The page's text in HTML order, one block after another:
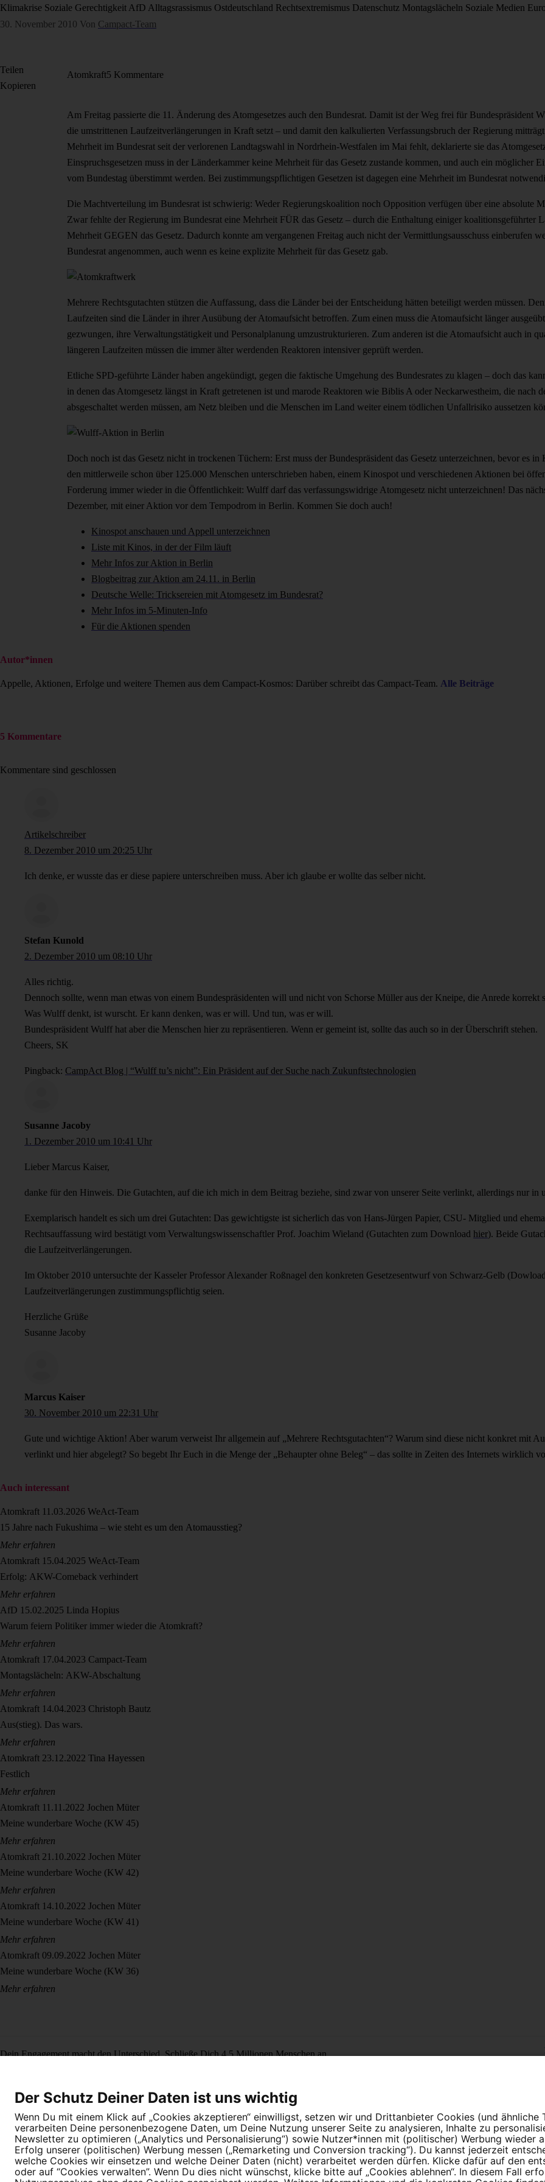
Klimakrise Soziale Gerechtigkeit AfD Alltagsrassismus Ostdeutschland Rechtsextremismus Datenschutz Montagslächeln Soziale Medien
30. November 2010 Von Campact-Team
Atomkraft5 Kommentare
Am Freitag passierte die 11. Änderung des Atomgesetzes auch den Bundesrat. Damit ist der Weg frei für Bundespräsident
die umstrittenen Laufzeitverlängerungen in Kraft setzt – und damit den kalkulierten Verfassungsbruch der Regierung
Mehrheit im Bundesrat seit der verlorenen Landtagswahl in Nordrhein-Westfalen im Mai fehlt, deklarierte sie das
Einspruchsgesetzen muss in der Länderkammer keine Mehrheit für das Gesetz zustande kommen, und auch ein möglicher
vom Bundestag überstimmt werden. Bei zustimmungspflichtigen Gesetzen ist dagegen eine Mehrheit im Bundesrat
Die Machtverteilung im Bundesrat ist schwierig: Weder Regierungskoalition noch Opposition verfügen über eine absolute
Zwar fehlte der Regierung im Bundesrat eine Mehrheit FÜR das Gesetz – durch die Enthaltung einiger koalitionsgeführter
Mehrheit GEGEN das Gesetz. Dadurch konnte am vergangenen Freitag auch nicht der Vermittlungsausschuss einberufen
Bundesrat angenommen, auch wenn es keine explizite Mehrheit für das Gesetz gab.
Mehrere Rechtsgutachten stützen die Auffassung, dass die Länder bei der Entscheidung hätten beteiligt werden müssen.
Laufzeiten sind die Länder in ihrer Ausübung der Atomaufsicht betroffen. Zum einen muss die Atomaufsicht länger
gezwungen, ihre Verwaltungstätigkeit und Personalplanung umzustrukturieren. Zum anderen ist die Atomaufsicht auch in
längeren Laufzeiten müssen die immer älter werdenden Reaktoren intensiver geprüft werden.
Etliche SPD-geführte Länder haben angekündigt, gegen die faktische Umgehung des Bundesrates zu klagen – doch das
in denen das Atomgesetz längst in Kraft getretenen ist und marode Reaktoren wie Biblis A oder Neckarwestheim, die nach
absgeschaltet werden müssen, am Netz bleiben und die Menschen im Land weiter einem tödlichen Unfallrisiko aussetzen
Doch noch ist das Gesetz nicht in trockenen Tüchern: Erst muss der Bundespräsident das Gesetz unterzeichnen, bevor es
den mittlerweile schon über 125.000 Menschen unterschrieben haben, einem Kinospot und verschiedenen Aktionen bei
Forderung immer wieder in die Öffentlichkeit: Wulff darf das verfassungswidrige Atomgesetz nicht unterzeichnen! Das
Dezember, mit einer Aktion vor dem Tempodrom in Berlin. Kommen Sie doch auch!
Kinospot anschauen und Appell unterzeichnen
Liste mit Kinos, in der der Film läuft
Mehr Infos zur Aktion in Berlin
Blogbeitrag zur Aktion am 24.11. in Berlin
Deutsche Welle: Tricksereien mit Atomgesetz im Bundesrat?
Mehr Infos im 5-Minuten-Info
Für die Aktionen spenden
Teilen
Kopieren
Autor*innen
Appelle, Aktionen, Erfolge und weitere Themen aus dem Campact-Kosmos: Darüber schreibt das Campact-Team. Alle Beiträge
5 Kommentare
Kommentare sind geschlossen
Artikelschreiber
8. Dezember 2010 um 20:25 Uhr
Ich denke, er wusste das er diese papiere unterschreiben muss. Aber ich glaube er wollte das selber nicht.
Stefan Kunold
2. Dezember 2010 um 08:10 Uhr
Alles richtig.
Dennoch sollte, wenn man etwas von einem Bundespräsidenten will und nicht von Schorse Müller aus der Kneipe, die Anrede korrekt
Was Wulff denkt, ist wurscht. Er kann denken, was er will. Und tun, was er will.
Bundespräsident Wulff hat aber die Menschen hier zu repräsentieren. Wenn er gemeint ist, sollte das auch so in der Überschrift stehen.
Cheers, SK
Pingback: CampAct Blog | “Wulff tu’s nicht”: Ein Präsident auf der Suche nach Zukunftstechnologien
Susanne Jacoby
1. Dezember 2010 um 10:41 Uhr
Lieber Marcus Kaiser,
danke für den Hinweis. Die Gutachten, auf die ich mich in dem Beitrag beziehe, sind zwar von unserer Seite verlinkt, allerdings nur in
Exemplarisch handelt es sich um drei Gutachten: Das gewichtigste ist sicherlich das von Hans-Jürgen Papier, CSU- Mitglied und
Rechtsauffassung wird bestätigt vom Verwaltungswissenschaftler Prof. Joachim Wieland (Gutachten zum Download hier). Beide
die Laufzeitverlängerungen.
Im Oktober 2010 untersuchte der Kasseler Professor Alexander Roßnagel den konkreten Gesetzesentwurf von Schwarz-Gelb
Laufzeitverlängerungen zustimmungspflichtig seien.
Herzliche Grüße
Susanne Jacoby
Marcus Kaiser
30. November 2010 um 22:31 Uhr
Gute und wichtige Aktion! Aber warum verweist Ihr allgemein auf „Mehrere Rechtsgutachten“? Warum sind diese nicht konkret mit
verlinkt und hier abgelegt? So begebt Ihr Euch in die Menge der „Behaupter ohne Beleg“ – das sollte in Zeiten des Internets wirklich
Auch interessant
Atomkraft 11.03.2026 WeAct-Team
15 Jahre nach Fukushima – wie steht es um den Atomausstieg?
Mehr erfahren
Atomkraft 15.04.2025 WeAct-Team
Erfolg: AKW-Comeback verhindert
Mehr erfahren
AfD 15.02.2025 Linda Hopius
Warum feiern Politiker immer wieder die Atomkraft?
Mehr erfahren
Atomkraft 17.04.2023 Campact-Team
Montagslächeln: AKW-Abschaltung
Mehr erfahren
Atomkraft 14.04.2023 Christoph Bautz
Aus(stieg). Das wars.
Mehr erfahren
Atomkraft 23.12.2022 Tina Hayessen
Festlich
Mehr erfahren
Atomkraft 11.11.2022 Jochen Müter
Meine wunderbare Woche (KW 45)
Mehr erfahren
Atomkraft 21.10.2022 Jochen Müter
Meine wunderbare Woche (KW 42)
Mehr erfahren
Atomkraft 14.10.2022 Jochen Müter
Meine wunderbare Woche (KW 41)
Mehr erfahren
Atomkraft 09.09.2022 Jochen Müter
Meine wunderbare Woche (KW 36)
Mehr erfahren
Dein Engagement macht den Unterschied. Schließe Dich 4,5 Millionen Menschen an.
NewsletterHilfe und FAQ KontaktDatenschutzImpressumCookie Einstellungen
Der Schutz Deiner Daten ist uns wichtig
Wenn Du mit einem Klick auf „Cookies akzeptieren“ einwilligst, setzen wir und Drittanbieter Cookies (und ähnliche
verarbeiten Deine personenbezogene Daten, um Deine Nutzung unserer Seite zu analysieren, Inhalte zu
Newsletter zu optimieren („Analytics und Personalisierung“) sowie Nutzer*innen mit (politischer) Werbung wieder
Erfolg unserer (politischen) Werbung messen („Remarketing und Conversion tracking“). Du kannst jederzeit
welche Cookies wir einsetzen und welche Deiner Daten (nicht) verarbeitet werden dürfen. Klicke dafür auf den
oder auf “Cookies verwalten”. Wenn Du dies nicht wünschst, klicke bitte auf „Cookies ablehnen“. In diesem Fall